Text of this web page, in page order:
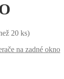
20 ks)
na zadné okno